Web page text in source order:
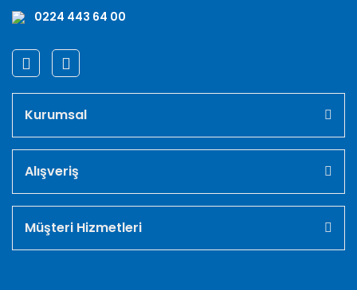
0224 443 64 00
Kurumsal
Alışveriş
Müşteri Hizmetleri